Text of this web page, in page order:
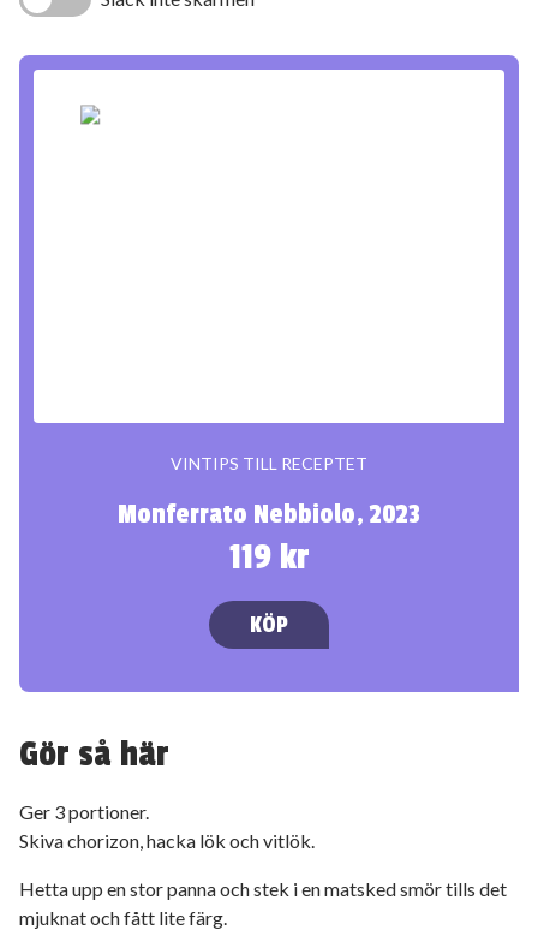
VINTIPS TILL RECEPTET
Monferrato Nebbiolo, 2023
119 kr
KÖP
Gör så här
Ger 3 portioner.
Skiva chorizon, hacka lök och vitlök.
Hetta upp en stor panna och stek i en matsked smör tills det
mjuknat och fått lite färg.